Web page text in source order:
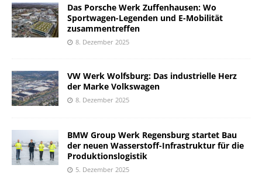
Das Porsche Werk Zuffenhausen: Wo
Sportwagen-Legenden und E-Mobilität
zusammentreffen
8. Dezember 2025
VW Werk Wolfsburg: Das industrielle Herz
der Marke Volkswagen
8. Dezember 2025
BMW Group Werk Regensburg startet Bau
der neuen Wasserstoff-Infrastruktur für die
Produktionslogistik
5. Dezember 2025